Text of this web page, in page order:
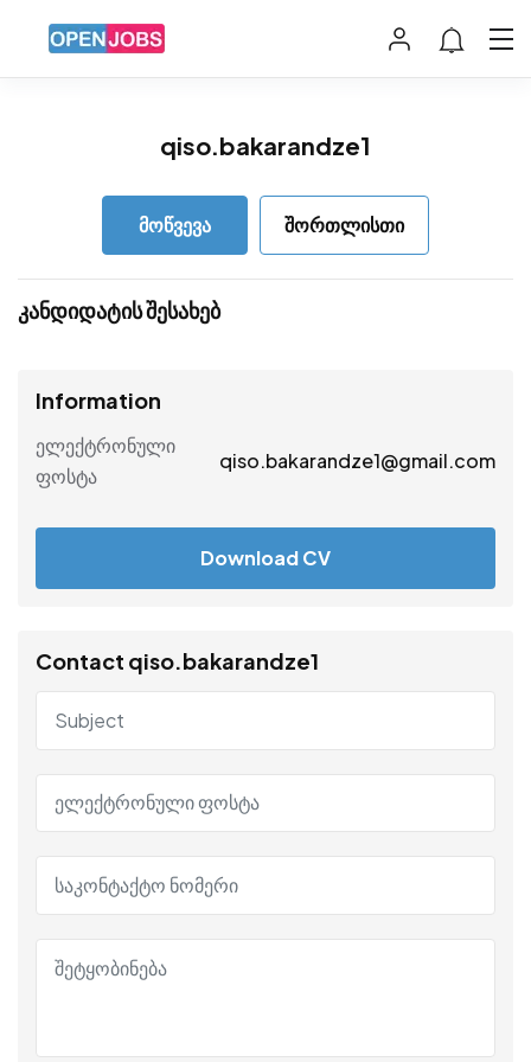
qiso.bakarandze1
მოწვევა შორთლისთი
კანდიდატის შესახებ
Information
ელექტრონული
ფოსტა
qiso.bakarandze1@gmail.com
Download CV
Contact qiso.bakarandze1